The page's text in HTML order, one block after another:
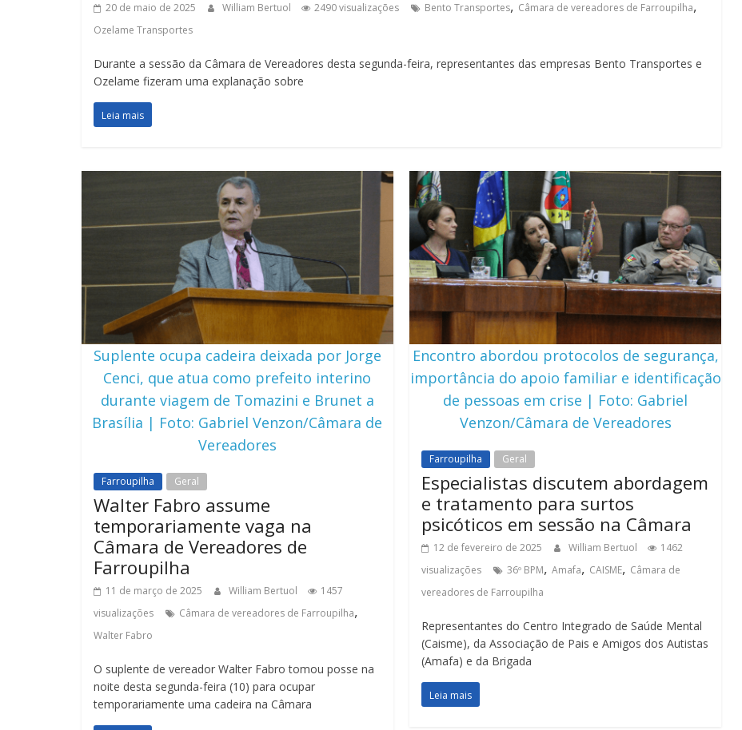
20 de maio de 2025 William Bertuol 2490 visualizações Bento Transportes, Câmara de vereadores de Farroupilha,
Ozelame Transportes
Durante a sessão da Câmara de Vereadores desta segunda-feira, representantes das empresas Bento Transportes e
Ozelame fizeram uma explanação sobre
Leia mais
Suplente ocupa cadeira deixada por Jorge
Cenci, que atua como prefeito interino
durante viagem de Tomazini e Brunet a
Brasília | Foto: Gabriel Venzon/Câmara de
Vereadores
Farroupilha Geral
Walter Fabro assume
temporariamente vaga na
Câmara de Vereadores de
Farroupilha
11 de março de 2025 William Bertuol
1457
visualizações
Câmara de vereadores de Farroupilha,
Walter Fabro
O suplente de vereador Walter Fabro tomou posse na
noite desta segunda-feira (10) para ocupar
temporariamente uma cadeira na Câmara
Encontro abordou protocolos de segurança,
importância do apoio familiar e identificação
de pessoas em crise | Foto: Gabriel
Venzon/Câmara de Vereadores
Farroupilha Geral
Especialistas discutem abordagem
e tratamento para surtos
psicóticos em sessão na Câmara
12 de fevereiro de 2025 William Bertuol
1462
visualizações
36º BPM,Amafa, CAISME, Câmara de
vereadores de Farroupilha
Representantes do Centro Integrado de Saúde Mental
(Caisme), da Associação de Pais e Amigos dos Autistas
(Amafa) e da Brigada
Leia mais